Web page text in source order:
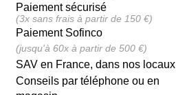
Paiement sécurisé
(3x sans frais à partir de 150 €)
Paiement Sofinco
(jusqu'à 60x à partir de 500 €)
SAV en France, dans nos locaux
Conseils par téléphone ou en